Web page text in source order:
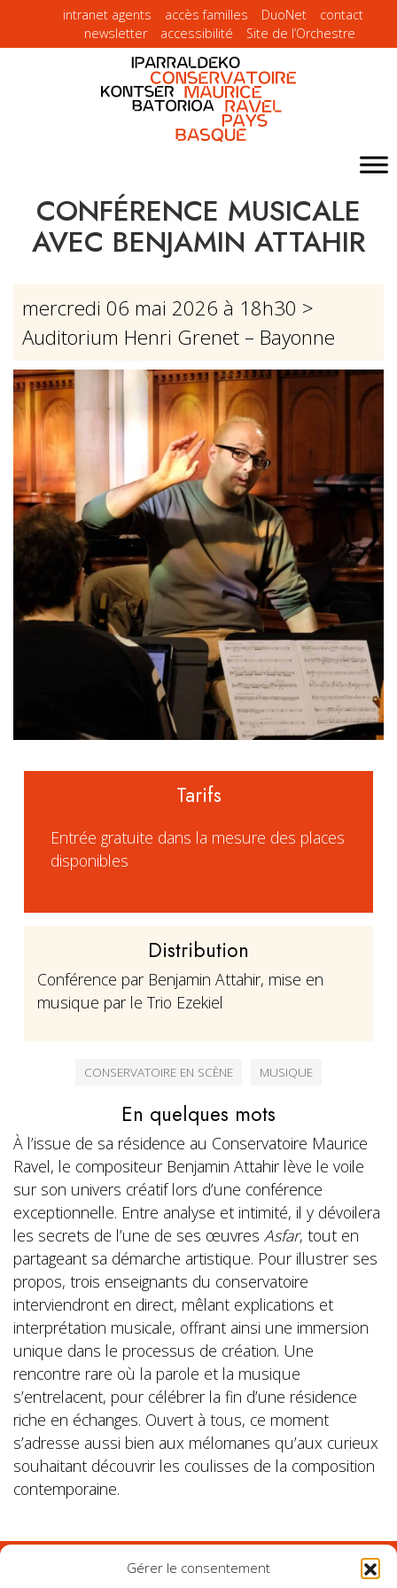
Gérer le consentement
intranet agents accès familles DuoNet
contact
newsletter
accessibilité Site de l’Orchestre
CONFÉRENCE MUSICALE
AVEC BENJAMIN ATTAHIR
mercredi 06 mai 2026 à 18h30 >
Auditorium Henri Grenet – Bayonne
Tarifs
Entrée gratuite dans la mesure des places
disponibles
Distribution
Conférence par Benjamin Attahir, mise en
musique par le Trio Ezekiel
CONSERVATOIRE EN SCÈNE MUSIQUE
En quelques mots
À l’issue de sa résidence au Conservatoire Maurice
Ravel, le compositeur Benjamin Attahir lève le voile
sur son univers créatif lors d’une conférence
exceptionnelle. Entre analyse et intimité, il y dévoilera
les secrets de l’une de ses œuvres Asfar, tout en
partageant sa démarche artistique. Pour illustrer ses
propos, trois enseignants du conservatoire
interviendront en direct, mêlant explications et
interprétation musicale, offrant ainsi une immersion
unique dans le processus de création. Une
rencontre rare où la parole et la musique
s’entrelacent, pour célébrer la fin d’une résidence
riche en échanges. Ouvert à tous, ce moment
s’adresse aussi bien aux mélomanes qu’aux curieux
souhaitant découvrir les coulisses de la composition
contemporaine.